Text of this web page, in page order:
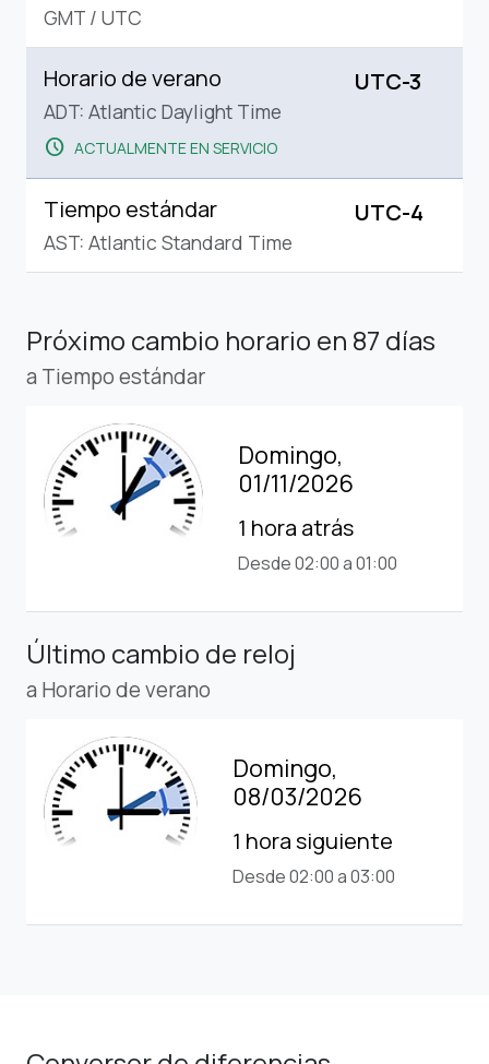
GMT / UTC
Horario de verano
ADT: Atlantic Daylight Time
schedule ACTUALMENTE EN SERVICIO
UTC-3
Tiempo estándar
AST: Atlantic Standard Time
UTC-4
Próximo cambio horario en 87 días
a Tiempo estándar
Domingo,
01/11/2026
1 hora atrás
Desde 02:00 a 01:00
Último cambio de reloj
a Horario de verano
Domingo,
08/03/2026
1 hora siguiente
Desde 02:00 a 03:00